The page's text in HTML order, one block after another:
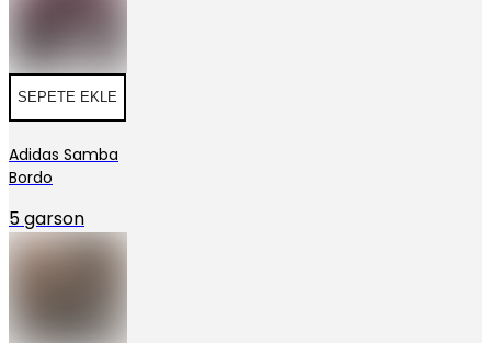
SEPETE EKLE
Adidas Samba
Bordo
5 garson